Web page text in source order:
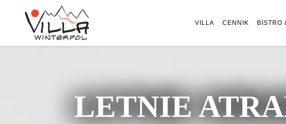
VILLA CENNIK BISTRO
LETNIE